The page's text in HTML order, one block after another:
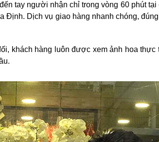
tay người nhận chỉ trong vòng 60 phút
Dịch vụ giao hàng nhanh chóng,
khách hàng luôn được xem ảnh hoa